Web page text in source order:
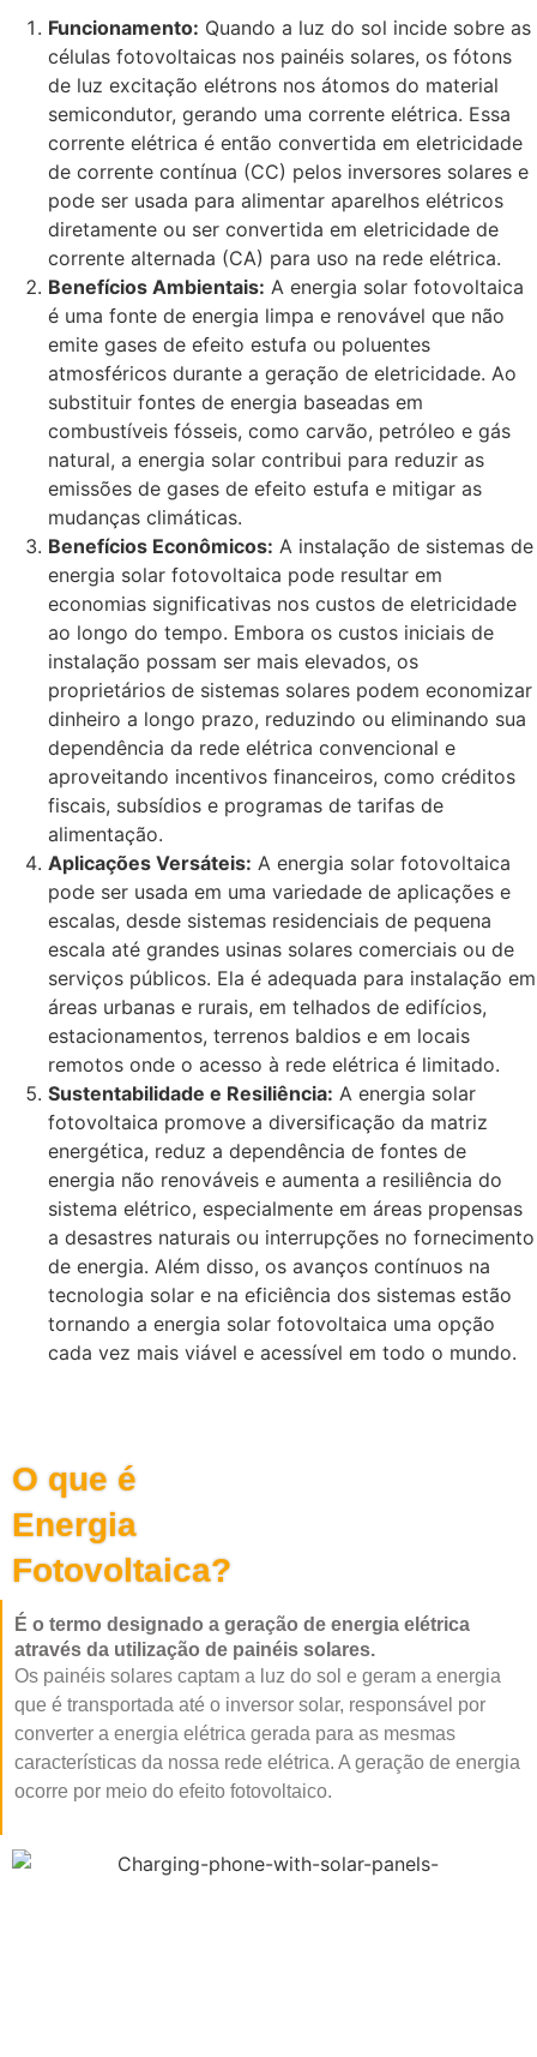
Funcionamento: Quando a luz do sol incide sobre as
células fotovoltaicas nos painéis solares, os fótons
de luz excitação elétrons nos átomos do material
semicondutor, gerando uma corrente elétrica. Essa
corrente elétrica é então convertida em eletricidade
de corrente contínua (CC) pelos inversores solares e
pode ser usada para alimentar aparelhos elétricos
diretamente ou ser convertida em eletricidade de
corrente alternada (CA) para uso na rede elétrica.
Benefícios Ambientais: A energia solar fotovoltaica
é uma fonte de energia limpa e renovável que não
emite gases de efeito estufa ou poluentes
atmosféricos durante a geração de eletricidade. Ao
substituir fontes de energia baseadas em
combustíveis fósseis, como carvão, petróleo e gás
natural, a energia solar contribui para reduzir as
emissões de gases de efeito estufa e mitigar as
mudanças climáticas.
Benefícios Econômicos: A instalação de sistemas de
energia solar fotovoltaica pode resultar em
economias significativas nos custos de eletricidade
ao longo do tempo. Embora os custos iniciais de
instalação possam ser mais elevados, os
proprietários de sistemas solares podem economizar
dinheiro a longo prazo, reduzindo ou eliminando sua
dependência da rede elétrica convencional e
aproveitando incentivos financeiros, como créditos
fiscais, subsídios e programas de tarifas de
alimentação.
Aplicações Versáteis: A energia solar fotovoltaica
pode ser usada em uma variedade de aplicações e
escalas, desde sistemas residenciais de pequena
escala até grandes usinas solares comerciais ou de
serviços públicos. Ela é adequada para instalação em
áreas urbanas e rurais, em telhados de edifícios,
estacionamentos, terrenos baldios e em locais
remotos onde o acesso à rede elétrica é limitado.
Sustentabilidade e Resiliência: A energia solar
fotovoltaica promove a diversificação da matriz
energética, reduz a dependência de fontes de
energia não renováveis e aumenta a resiliência do
sistema elétrico, especialmente em áreas propensas
a desastres naturais ou interrupções no fornecimento
de energia. Além disso, os avanços contínuos na
tecnologia solar e na eficiência dos sistemas estão
tornando a energia solar fotovoltaica uma opção
cada vez mais viável e acessível em todo o mundo.
O que é
Energia
Fotovoltaica?
É o termo designado a geração de energia elétrica
através da utilização de painéis solares.
Os painéis solares captam a luz do sol e geram a energia
que é transportada até o inversor solar, responsável por
converter a energia elétrica gerada para as mesmas
características da nossa rede elétrica. A geração de energia
ocorre por meio do efeito fotovoltaico.